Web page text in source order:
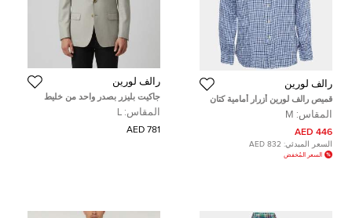
رالف لورين
قميص رالف لورين أزرار أمامية كتان
كاروهات زرقاء مقاس متوسط (ميديم)
المقاس: M
446 AED
السعر المبدئي: 832 AED
السعر المُخفض
رالف لورين
جاكيت بليزر بصدر واحد من خليط
الصوف بنقشة شيك هوندستوث
رمادي من رالف لورين مقاس كبير
(لارج)
المقاس: L
781 AED